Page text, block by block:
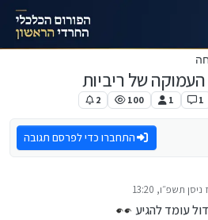
של ריביות
1
1
100
2
התחברו כדי לפרסם תגובה
ניסן תשפ״ו, 13:20
על ידי
עומד להגיע